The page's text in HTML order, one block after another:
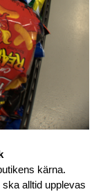
kärna.
alltid upplevas